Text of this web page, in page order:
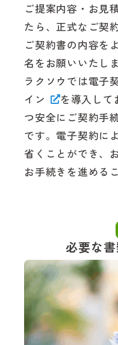
ご提案内容・お見
たら、正式なご契
ご契約書の内容を
名をお願いいたしま
ラクソウでは電子
イン
を導入して
つ安全にご契約手
です。電子契約に
省くことができ、
お手続きを進める
必要な